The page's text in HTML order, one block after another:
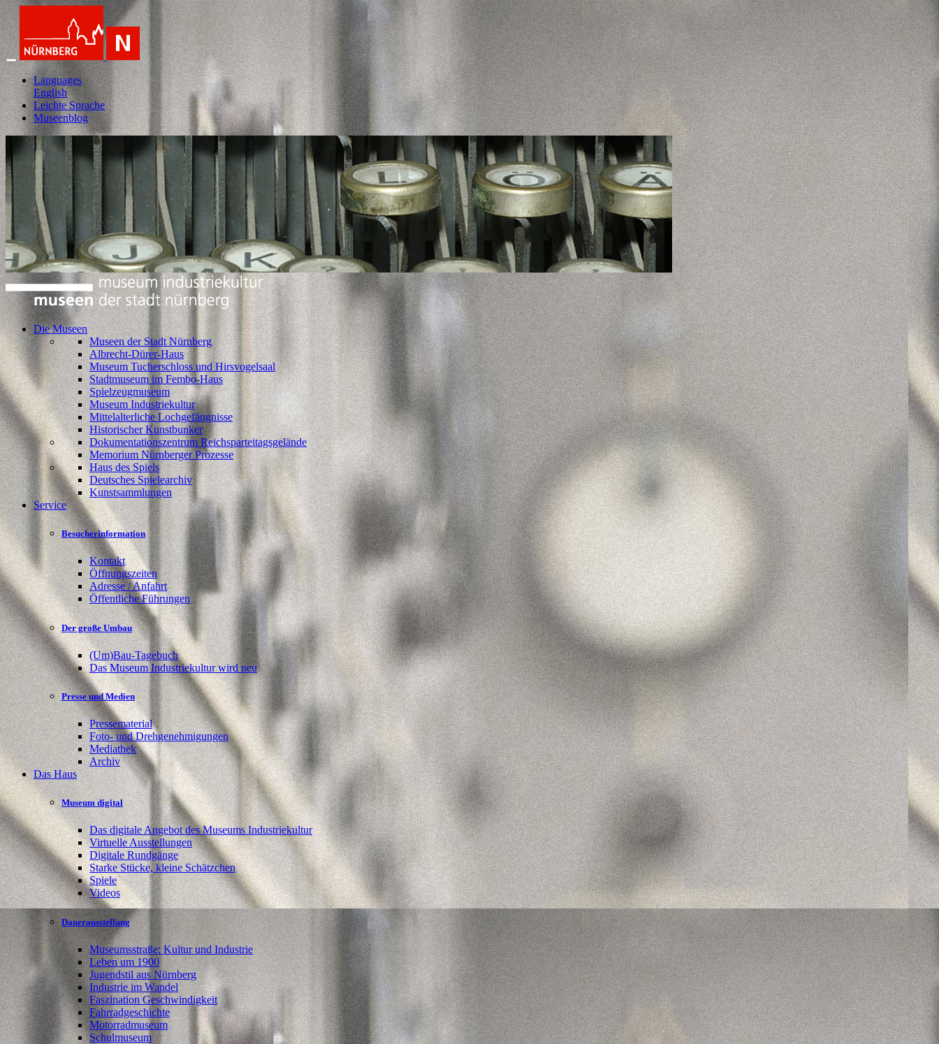
Languages
English
Leichte Sprache
Museenblog
Die Museen
Museen der Stadt Nürnberg
Albrecht-Dürer-Haus
Museum Tucherschloss und Hirsvogelsaal
Stadtmuseum im Fembo-Haus
Spielzeugmuseum
Museum Industriekultur
Mittelalterliche Lochgefängnisse
Historischer Kunstbunker
Dokumentationszentrum Reichsparteitagsgelände
Memorium Nürnberger Prozesse
Haus des Spiels
Deutsches Spielearchiv
Kunstsammlungen
Service
Besucherinformation
Kontakt
Öffnungszeiten
Adresse / Anfahrt
Öffentliche Führungen
Der große Umbau
(Um)Bau-Tagebuch
Das Museum Industriekultur wird neu
Presse und Medien
Pressematerial
Foto- und Drehgenehmigungen
Mediathek
Archiv
Das Haus
Museum digital
Das digitale Angebot des Museums Industriekultur
Virtuelle Ausstellungen
Digitale Rundgänge
Starke Stücke, kleine Schätzchen
Spiele
Videos
Dauerausstellung
Museumsstraße: Kultur und Industrie
Leben um 1900
Jugendstil aus Nürnberg
Industrie im Wandel
Faszination Geschwindigkeit
Fahrradgeschichte
Motorradmuseum
Schulmuseum